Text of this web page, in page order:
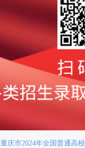
重庆市2024年全国普通高